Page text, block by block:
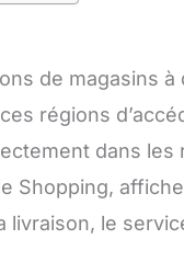
de magasins
régions
dans
Shopping,
le